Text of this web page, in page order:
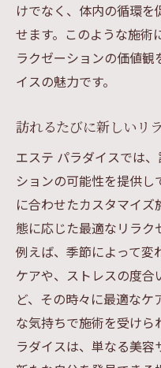
けでなく、体内の循環
せます。このような施術
ラクゼーションの価値
イスの魅力です。
訪れるたびに新しいリ
エステ パラダイスでは
ションの可能性を提供し
に合わせたカスタマイ
態に応じた最適なリラク
例えば、季節によって変
ケアや、ストレスの度
ど、その時々に最適な
な気持ちで施術を受けら
ラダイスは、単なる美